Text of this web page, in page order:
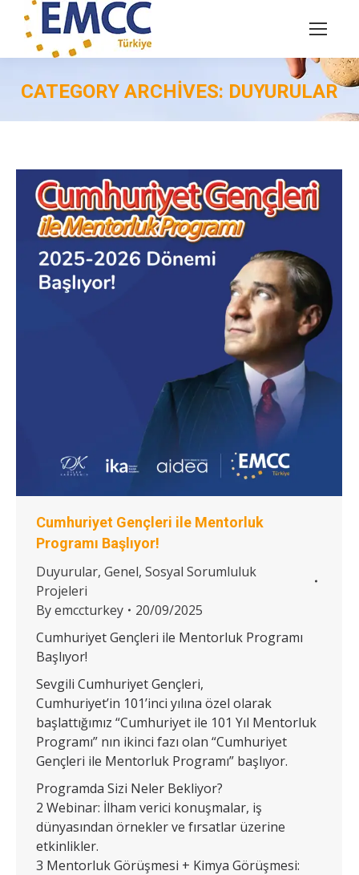
CATEGORY ARCHIVES: DUYURULAR
Cumhuriyet Gençleri ile Mentorluk
Programı Başlıyor!
Duyurular, Genel, Sosyal Sorumluluk
Projeleri
Byemccturkey
20/09/2025
Cumhuriyet Gençleri ile Mentorluk Programı
Başlıyor!
Sevgili Cumhuriyet Gençleri,
Cumhuriyet’in 101’inci yılına özel olarak
başlattığımız “Cumhuriyet ile 101 Yıl Mentorluk
Programı” nın ikinci fazı olan “Cumhuriyet
Gençleri ile Mentorluk Programı” başlıyor.
Programda Sizi Neler Bekliyor?
2 Webinar: İlham verici konuşmalar, iş
dünyasından örnekler ve fırsatlar üzerine
etkinlikler.
3 Mentorluk Görüşmesi + Kimya Görüşmesi: